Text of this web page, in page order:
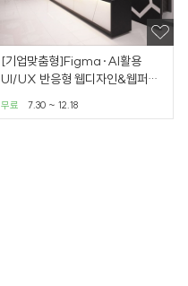
[기업맞춤형]Figma·AI활용
UI/UX 반응형 웹디자인&웹퍼블
7.30 ~ 12.18
무료